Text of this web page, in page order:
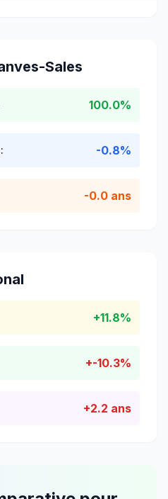
Sales
100.0%
-0.8%
-0.0 ans
+11.8%
+-10.3%
+2.2 ans